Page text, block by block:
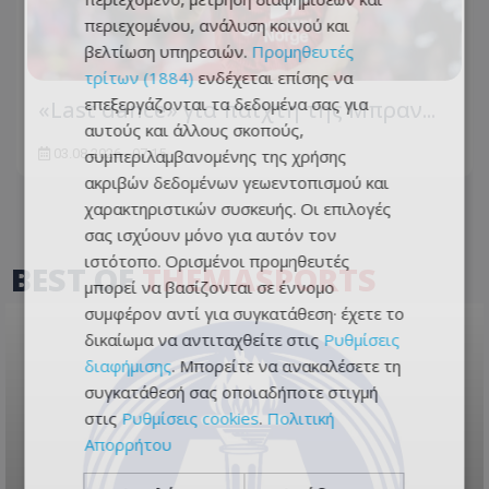
«Last dance» για παίχτη της Μπραν...
03.08.2026 - 07:15
BEST OFTHEMASPORTS
περιεχομένου, ανάλυση κοινού και
βελτίωση υπηρεσιών. Προμηθευτές
τρίτων (1884)ενδέχεται επίσης να
επεξεργάζονται τα δεδομένα σας για
αυτούς και άλλους σκοπούς,
συμπεριλαμβανομένης της χρήσης
ακριβών δεδομένων γεωεντοπισμού και
χαρακτηριστικών συσκευής. Οι επιλογές
σας ισχύουν μόνο για αυτόν τον
ιστότοπο. Ορισμένοι προμηθευτές
μπορεί να βασίζονται σε έννομο
συμφέρον αντί για συγκατάθεση· έχετε το
δικαίωμα να αντιταχθείτε στις Ρυθμίσεις
διαφήμισης. Μπορείτε να ανακαλέσετε τη
συγκατάθεσή σας οποιαδήποτε στιγμή
στις Ρυθμίσεις cookies. Πολιτική
Απορρήτου